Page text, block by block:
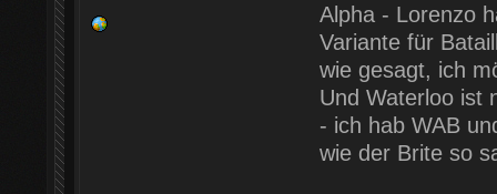
Alpha - Lorenzo
Variante für
wie gesagt, ich
Und Waterloo ist
- ich hab WAB
wie der Brite so